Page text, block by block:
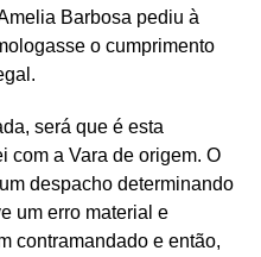
Barbosa pediu à
o cumprimento
será que é esta
com a Vara de origem. O
despacho determinando
um erro material e
contramandado e então,